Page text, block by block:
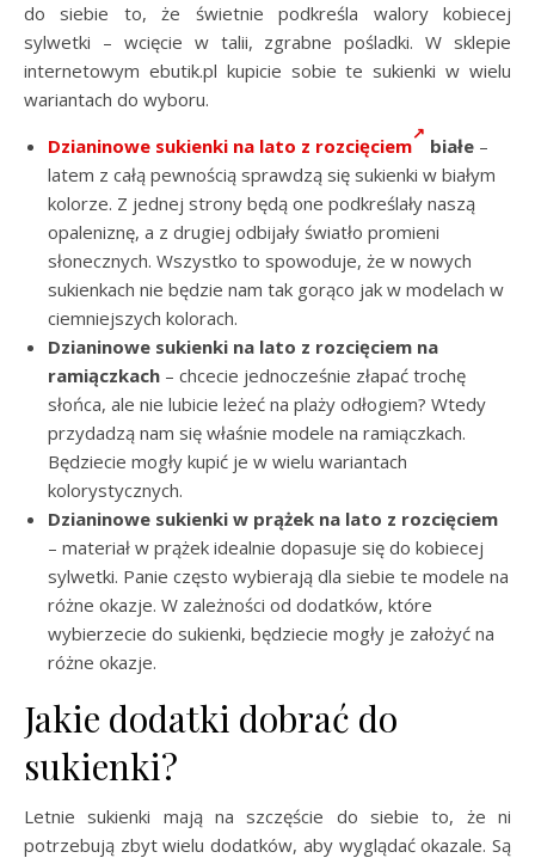
do siebie to, że świetnie podkreśla walory kobiecej
sylwetki – wcięcie w talii, zgrabne pośladki. W sklepie
internetowym ebutik.pl kupicie sobie te sukienki w wielu
wariantach do wyboru.
Dzianinowe sukienki na lato z rozcięciem
białe –
latem z całą pewnością sprawdzą się sukienki w białym
kolorze. Z jednej strony będą one podkreślały naszą
opaleniznę, a z drugiej odbijały światło promieni
słonecznych. Wszystko to spowoduje, że w nowych
sukienkach nie będzie nam tak gorąco jak w modelach w
ciemniejszych kolorach.
Dzianinowe sukienki na lato z rozcięciem na
ramiączkach – chcecie jednocześnie złapać trochę
słońca, ale nie lubicie leżeć na plaży odłogiem? Wtedy
przydadzą nam się właśnie modele na ramiączkach.
Będziecie mogły kupić je w wielu wariantach
kolorystycznych.
Dzianinowe sukienki w prążek na lato z rozcięciem
– materiał w prążek idealnie dopasuje się do kobiecej
sylwetki. Panie często wybierają dla siebie te modele na
różne okazje. W zależności od dodatków, które
wybierzecie do sukienki, będziecie mogły je założyć na
różne okazje.
Jakie dodatki dobrać do
sukienki?
Letnie sukienki mają na szczęście do siebie to, że ni
potrzebują zbyt wielu dodatków, aby wyglądać okazale. Są